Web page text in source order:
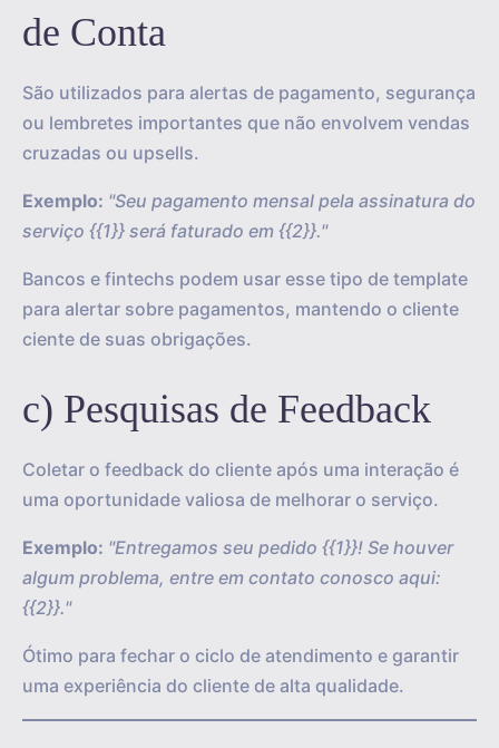
de Conta
São utilizados para alertas de pagamento, segurança
ou lembretes importantes que não envolvem vendas
cruzadas ou upsells.
Exemplo: "Seu pagamento mensal pela assinatura do
serviço {{1}} será faturado em {{2}}."
Bancos e fintechs podem usar esse tipo de template
para alertar sobre pagamentos, mantendo o cliente
ciente de suas obrigações.
c) Pesquisas de Feedback
Coletar o feedback do cliente após uma interação é
uma oportunidade valiosa de melhorar o serviço.
Exemplo: "Entregamos seu pedido {{1}}! Se houver
algum problema, entre em contato conosco aqui:
{{2}}."
Ótimo para fechar o ciclo de atendimento e garantir
uma experiência do cliente de alta qualidade.